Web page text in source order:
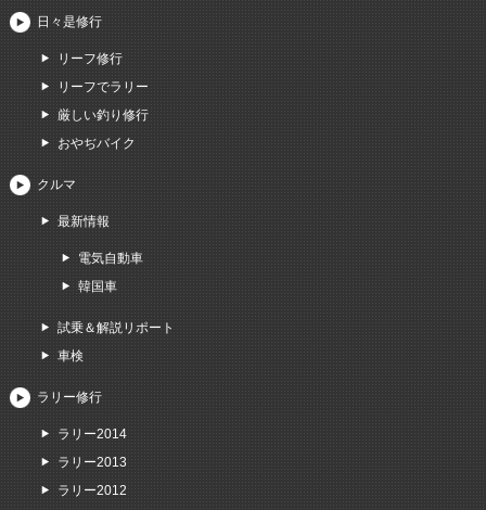
日々是修行
リーフ修行
リーフでラリー
厳しい釣り修行
おやぢバイク
クルマ
最新情報
電気自動車
韓国車
試乗＆解説リポート
車検
ラリー修行
ラリー2014
ラリー2013
ラリー2012